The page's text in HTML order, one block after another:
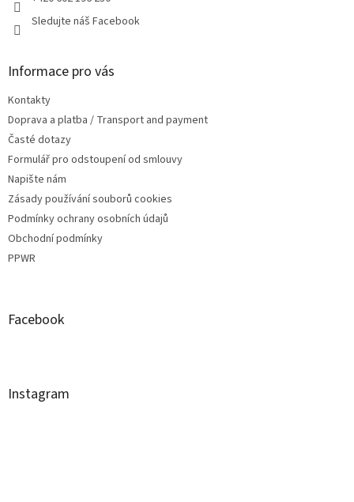
Sledujte náš Facebook
Informace pro vás
Kontakty
Doprava a platba / Transport and payment
Časté dotazy
Formulář pro odstoupení od smlouvy
Napište nám
Zásady používání souborů cookies
Podmínky ochrany osobních údajů
Obchodní podmínky
PPWR
Facebook
Instagram